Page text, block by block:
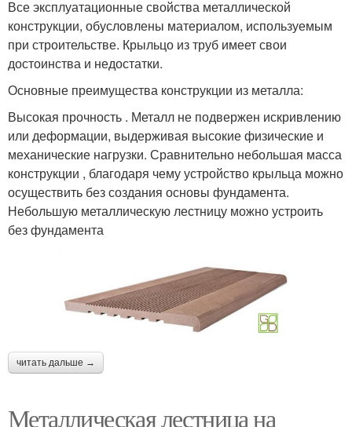
Все эксплуатационные свойства металлической
конструкции, обусловлены материалом, используемым
при строительстве. Крыльцо из труб имеет свои
достоинства и недостатки.
Основные преимущества конструкции из металла:
Высокая прочность . Металл не подвержен искривлению
или деформации, выдерживая высокие физические и
механические нагрузки. Сравнительно небольшая масса
конструкции , благодаря чему устройство крыльца можно
осуществить без создания основы фундамента.
Небольшую металлическую лестницу можно устроить
без фундамента
читать дальше →
Металлическая лестница на